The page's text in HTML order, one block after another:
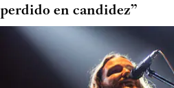
perdido en candidez”